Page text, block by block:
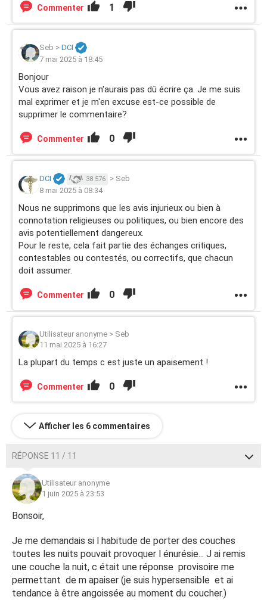
Commenter 1
Seb > DCI
7 mai 2025 à 18:45
Bonjour
Vous avez raison je n'aurais pas dû écrire ça. Je me suis
mal exprimer et je m'en excuse est-ce possible de
supprimer le commentaire?
Commenter 0
DCI 38 576 > Seb
8 mai 2025 à 08:34
Nous ne supprimons que les avis injurieux ou bien à
connotation religieuses ou politiques, ou bien encore des
avis potentiellement dangereux.
Pour le reste, cela fait partie des échanges critiques,
contestables ou contestés, ou correctifs, que chacun
doit assumer.
Commenter 0
Utilisateur anonyme > Seb
11 mai 2025 à 16:27
La plupart du temps c est juste un apaisement !
Commenter 0
Afficher les 6 commentaires
RÉPONSE 11 / 11
Utilisateur anonyme
1 juin 2025 à 23:53
Bonsoir,
Je me demandais si l habitude de porter des couches
toutes les nuits pouvait provoquer l énurésie... J ai remis
une couche la nuit, c était une réponse provisoire me
permettant de m apaiser (je suis hypersensible et ai
tendance à être angoissée au moment du coucher.)